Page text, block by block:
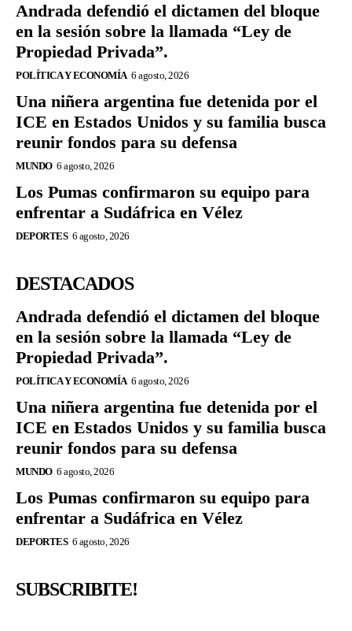
Andrada defendió el dictamen del bloque
en la sesión sobre la llamada “Ley de
Propiedad Privada”.
POLÍTICA Y ECONOMÍA 6 agosto, 2026
Una niñera argentina fue detenida por el
ICE en Estados Unidos y su familia busca
reunir fondos para su defensa
MUNDO 6 agosto, 2026
Los Pumas confirmaron su equipo para
enfrentar a Sudáfrica en Vélez
DEPORTES 6 agosto, 2026
DESTACADOS
Andrada defendió el dictamen del bloque
en la sesión sobre la llamada “Ley de
Propiedad Privada”.
POLÍTICA Y ECONOMÍA 6 agosto, 2026
Una niñera argentina fue detenida por el
ICE en Estados Unidos y su familia busca
reunir fondos para su defensa
MUNDO 6 agosto, 2026
Los Pumas confirmaron su equipo para
enfrentar a Sudáfrica en Vélez
DEPORTES 6 agosto, 2026
SUBSCRIBITE!